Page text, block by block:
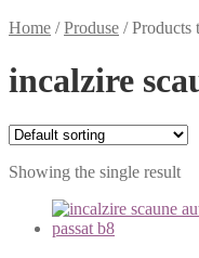
Home /Produse /Products
incalzire
Showing the single result